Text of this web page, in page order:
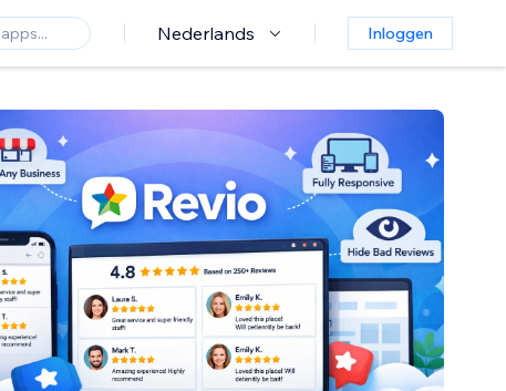
Nederlands Inloggen